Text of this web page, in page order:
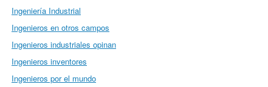
Ingeniería Industrial
Ingenieros en otros campos
Ingenieros industriales opinan
Ingenieros inventores
Ingenieros por el mundo